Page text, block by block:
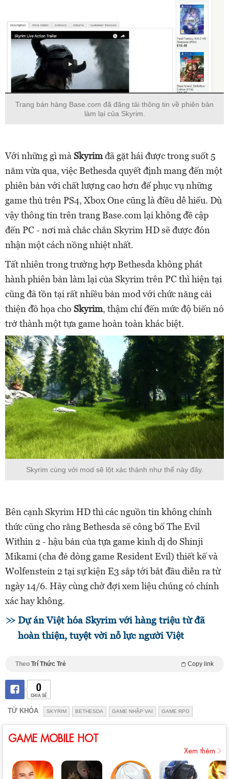
Trang bán hàng Base.com đã đăng tải thông tin về phiên bản
làm lại của Skyrim.
Với những gì mà Skyrimđã gặt hái được trong suốt 5
năm vừa qua, việc Bethesda quyết định mang đến một
phiên bản với chất lượng cao hơn để phục vụ những
game thủ trên PS4, Xbox One cũng là điều dễ hiểu. Dù
vậy thông tin trên trang Base.com lại không đề cập
đến PC - nơi mà chắc chắn Skyrim HD sẽ được đón
nhận một cách nồng nhiệt nhất.
Tất nhiên trong trường hợp Bethesda không phát
hành phiên bản làm lại của Skyrim trên PC thì hiện tại
cũng đã tồn tại rất nhiều bản mod với chức năng cải
thiện đồ họa cho Skyrim, thậm chí đến mức độ biến nó
trở thành một tựa game hoàn toàn khác biệt.
Skyrim cùng với mod sẽ lột xác thành như thế này đây.
Bên cạnh Skyrim HD thì các nguồn tin không chính
thức cũng cho rằng Bethesda sẽ công bố The Evil
Within 2 - hậu bản của tựa game kinh dị do Shinji
Mikami (cha đẻ dòng game Resident Evil) thiết kế và
Wolfenstein 2 tại sự kiện E3 sắp tới bắt đầu diễn ra từ
ngày 14/6. Hãy cùng chờ đợi xem liệu chúng có chính
xác hay không.
Dự án Việt hóa Skyrim với hàng triệu từ đã
hoàn thiện, tuyệt vời nỗ lực người Việt
Theo Trí Thức Trẻ Copy link
0
CHIA SẺ
TỪ KHÓA SKYRIM BETHESDA GAME NHẬP VAI GAME RPG
GAME MOBILE HOT
Xem thêm